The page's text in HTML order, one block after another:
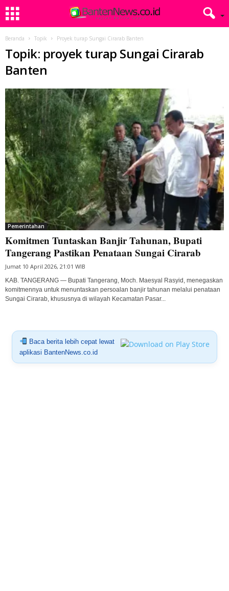
Beranda Topik Proyek turap Sungai Cirarab Banten
Topik: proyek turap Sungai Cirarab
Banten
Pemerintahan
Komitmen Tuntaskan Banjir Tahunan, Bupati
Tangerang Pastikan Penataan Sungai Cirarab
Jumat 10 April 2026, 21:01 WIB
KAB. TANGERANG — Bupati Tangerang, Moch. Maesyal Rasyid, menegaskan
komitmennya untuk menuntaskan persoalan banjir tahunan melalui penataan
Sungai Cirarab, khususnya di wilayah Kecamatan Pasar...
Baca berita lebih cepat lewat
aplikasi BantenNews.co.id